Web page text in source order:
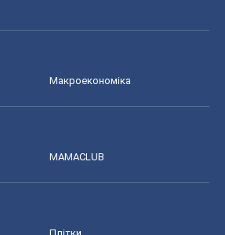
Макроекономіка
MAMACLUB